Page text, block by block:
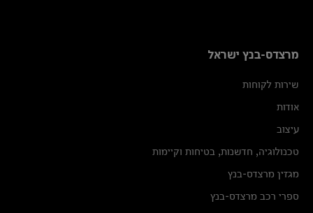
מרצדס-בנץ ישראל
שירות לקוחות
אודות
עיצוב
טכנולוגיה, חדשנות, בטיחות וקיימות
מגזין מרצדס-בנץ
ספרי רכב מרצדס-בנץ